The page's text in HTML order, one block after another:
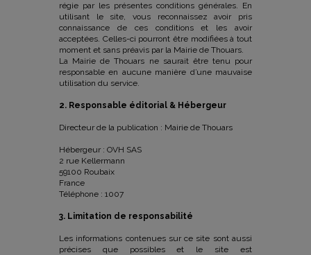
régie par les présentes conditions générales. En
utilisant le site, vous reconnaissez avoir pris
connaissance de ces conditions et les avoir
acceptées. Celles-ci pourront être modifiées à tout
moment et sans préavis par la Mairie de Thouars.
La Mairie de Thouars ne saurait être tenu pour
responsable en aucune manière d’une mauvaise
utilisation du service.
2. Responsable éditorial & Hébergeur
Directeur de la publication : Mairie de Thouars
Hébergeur : OVH SAS
2 rue Kellermann
59100 Roubaix
France
Téléphone : 1007
3. Limitation de responsabilité
Les informations contenues sur ce site sont aussi
précises que possibles et le site est